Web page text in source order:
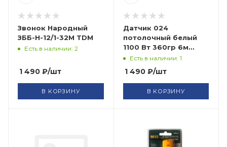
Звонок Народный
ЗББ-Н-12/1-32М TDM
Есть в наличии: 2
1 490 ₽/шт
В КОРЗИНУ
Датчик 024
потолочный белый
1100 Вт 360гр 6м
LDD11-024-1100-001
Есть в наличии: 1
1 490₽/шт
В КОРЗИНУ